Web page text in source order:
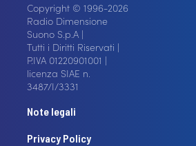
Copyright © 1996-2026
Radio Dimensione
Suono S.p.A |
Tutti i Diritti Riservati |
P.IVA 01220901001 |
licenza SIAE n.
3487/I/3331
Note legali
Privacy Policy